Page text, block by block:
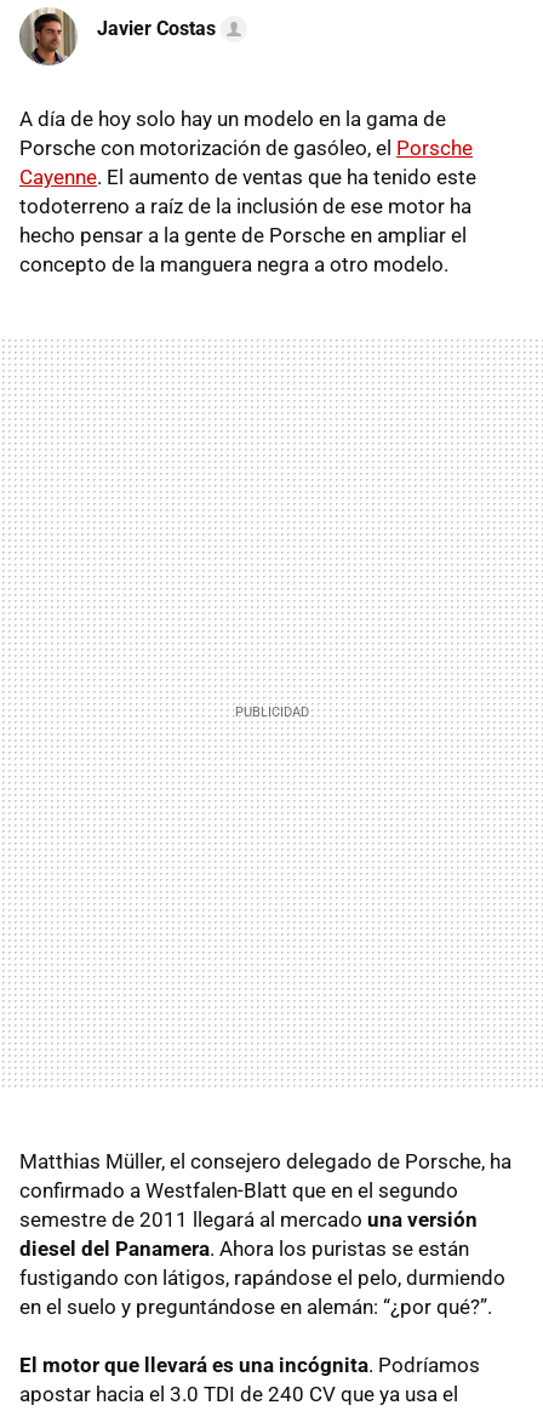
Javier Costas
A día de hoy solo hay un modelo en la gama de
Porsche con motorización de gasóleo, el Porsche
Cayenne. El aumento de ventas que ha tenido este
todoterreno a raíz de la inclusión de ese motor ha
hecho pensar a la gente de Porsche en ampliar el
concepto de la manguera negra a otro modelo.
Matthias Müller, el consejero delegado de Porsche, ha
confirmado a Westfalen-Blatt que en el segundo
semestre de 2011 llegará al mercado una versión
diesel del Panamera. Ahora los puristas se están
fustigando con látigos, rapándose el pelo, durmiendo
en el suelo y preguntándose en alemán: “¿por qué?”.
El motor que llevará es una incógnita. Podríamos
apostar hacia el 3.0 TDI de 240 CV que ya usa el